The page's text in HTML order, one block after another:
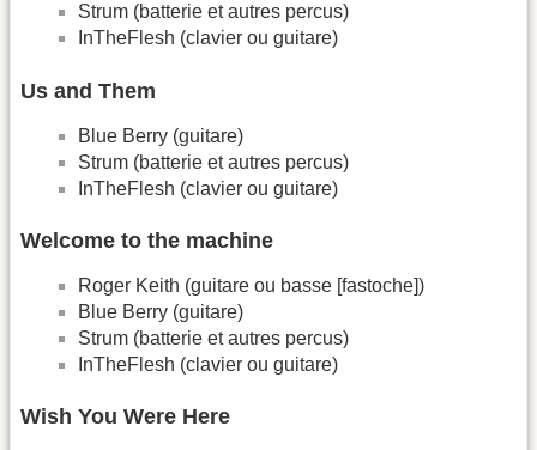
Strum (batterie et autres percus)
InTheFlesh (clavier ou guitare)
Us and Them
Blue Berry (guitare)
Strum (batterie et autres percus)
InTheFlesh (clavier ou guitare)
Welcome to the machine
Roger Keith (guitare ou basse [fastoche])
Blue Berry (guitare)
Strum (batterie et autres percus)
InTheFlesh (clavier ou guitare)
Wish You Were Here